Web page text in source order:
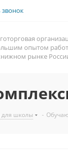
звонок
опытом
рынке
для школы -